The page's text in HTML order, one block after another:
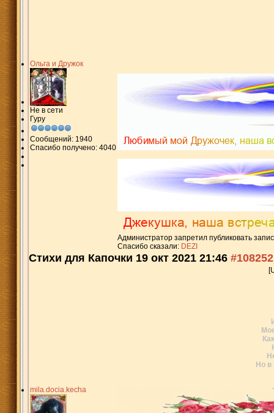
Ольга и Дружок
Не в сети
Гуру
Сообщений: 1940
Спасибо получено: 4040
Администратор запретил публиковать
Спасибо сказали: DEZI
Стихи для Капочки 19 окт 2021 21:46 #108252
mila.docia.kecha
Но в